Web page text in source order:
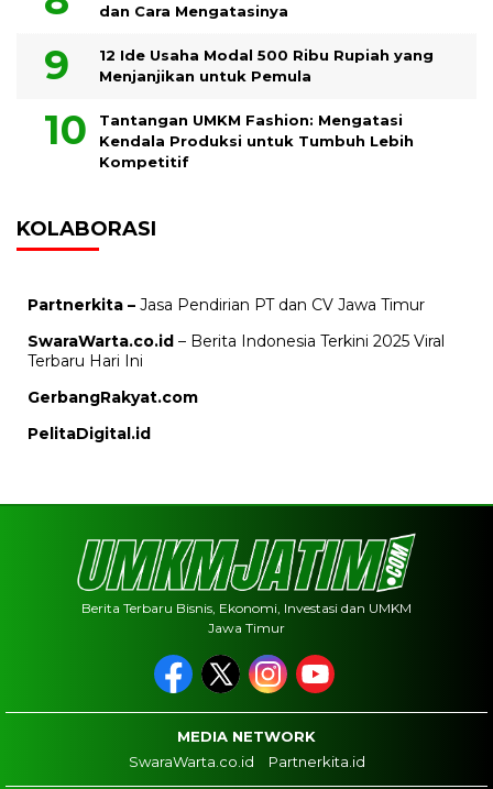
dan Cara Mengatasinya
12 Ide Usaha Modal 500 Ribu Rupiah yang
Menjanjikan untuk Pemula
Tantangan UMKM Fashion: Mengatasi
Kendala Produksi untuk Tumbuh Lebih
Kompetitif
KOLABORASI
Partnerkita – Jasa Pendirian PT dan CV Jawa Timur
SwaraWarta.co.id – Berita Indonesia Terkini 2025 Viral
Terbaru Hari Ini
GerbangRakyat.com
PelitaDigital.id
Berita Terbaru Bisnis, Ekonomi, Investasi dan UMKM
Jawa Timur
MEDIA NETWORK
SwaraWarta.co.id
Partnerkita.id